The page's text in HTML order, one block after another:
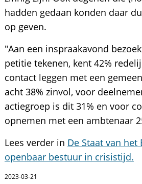
hadden gedaan konden daar
op geven.
"Aan een inspraakavond
petitie tekenen, kent 42%
contact leggen met een
acht 38% zinvol, voor
actiegroep is dit 31% en voor
opnemen met een ambtenaar
Lees verder in De Staat van het
openbaar bestuur in crisistijd.
2023-03-21